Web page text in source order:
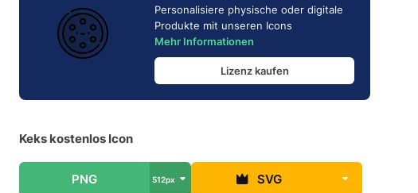
Personalisiere physische oder digitale
Produkte mit unseren Icons
Mehr Informationen
Lizenz kaufen
Keks kostenlos Icon
PNG 512px SVG